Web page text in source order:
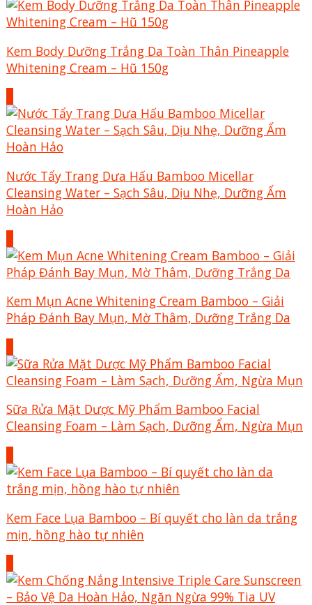
Kem Body Dưỡng Trắng Da Toàn Thân Pineapple
Whitening Cream – Hũ 150g
Nước Tẩy Trang Dưa Hấu Bamboo Micellar
Cleansing Water – Sạch Sâu, Dịu Nhẹ, Dưỡng Ẩm
Hoàn Hảo
Kem Mụn Acne Whitening Cream Bamboo – Giải
Pháp Đánh Bay Mụn, Mờ Thâm, Dưỡng Trắng Da
Sữa Rửa Mặt Dược Mỹ Phẩm Bamboo Facial
Cleansing Foam – Làm Sạch, Dưỡng Ẩm, Ngừa Mụn
Kem Face Lụa Bamboo – Bí quyết cho làn da trắng
mịn, hồng hào tự nhiên